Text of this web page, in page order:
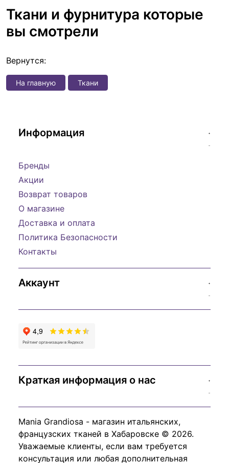
Ткани и фурнитура которые
вы смотрели
Вернутся:
На главную Ткани
Информация
Бренды
Акции
Возврат товаров
О магазине
Доставка и оплата
Политика Безопасности
Контакты
Аккаунт
Краткая информация о нас
Mania Grandiosa - магазин итальянских,
французских тканей в Хабаровске © 2026.
Уважаемые клиенты, если вам требуется
консультация или любая дополнительная